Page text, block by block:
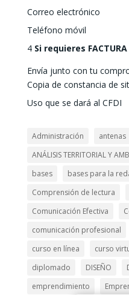
Correo electrónico
Teléfono móvil
4 Si requieres FACTURA
Envía junto con tu
Copia de constancia de
Uso que se dará al CFDI
Administración antenas
ANÁLISIS TERRITORIAL Y
bases
bases para la
Comprensión de lectura
Comunicación Efectiva
comunicación profesional
curso en línea
curso
diplomado
DISEÑO
emprendimiento